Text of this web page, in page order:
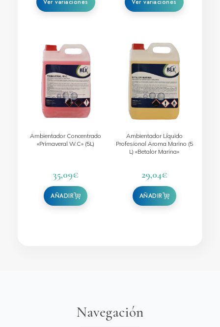
página
página
Ambientador Concentrado
«Primaveral W.C» (5L)
35,09€
Ambientador Líquido
Profesional Aroma Marino (5
L) «Betalor Marina»
29,04€
Navegación